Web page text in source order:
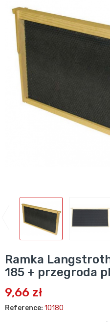
Ramka
185 + przegroda
9,66 zł
Reference: 10180